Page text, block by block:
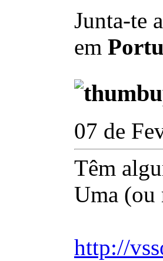
Junta-te
em
07 de
Têm
Uma (ou
http://